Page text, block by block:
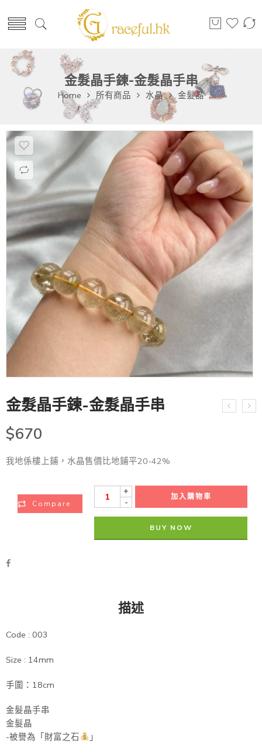
金髮晶手鍊-金髮晶手串
Home 所有商品 水晶 金髮晶
金髮晶手鍊-金髮晶手串
$670
我地係樓上鋪，水晶售價比地鋪平20-42%
+
-
加入購物車
BUY NOW
Compare
描述
Code : 003
Size : 14mm
手圍：18cm
金髮晶手串
金髮晶
-被譽為「財富之石
」